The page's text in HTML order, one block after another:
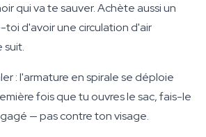
qui va te sauver. Achète aussi un
toi d'avoir une circulation d'air
suit.
: l'armature en spirale se déploie
fois que tu ouvres le sac, fais-le
— pas contre ton visage.